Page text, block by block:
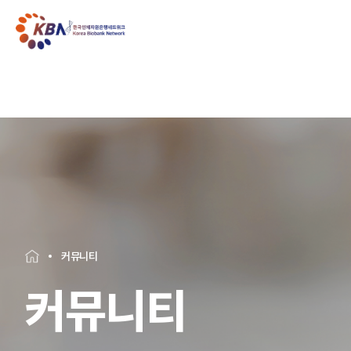
커뮤니티
커뮤니티